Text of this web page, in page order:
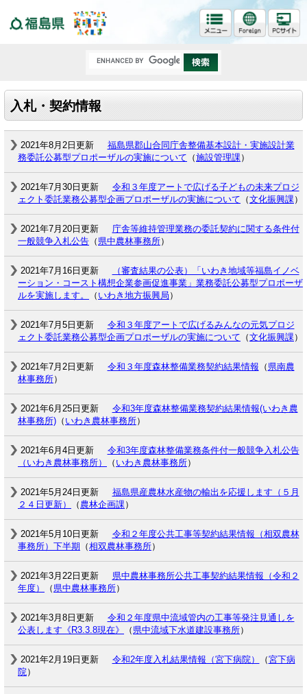
入札・契約情報
2021年8月2日更新
福島県郡山合同庁舎整備基本設計・実施設計業
務委託公募型プロポーザルの実施について （施設管理課）
2021年7月30日更新
令和３年度アートで広げる子どもの未来プロジ
ェクト委託業務公募型企画プロポーザルの実施について （文化振興課）
2021年7月20日更新
庁舎等維持管理業務の委託契約に関する条件付
一般競争入札公告 （ 県中農林事務所）
2021年7月16日更新
（審査結果の公表）「いわき地域等福島イノベ
ーション・コースト構想企業参画促進事業」業務委託公募型プロポーザ
ルを実施します。
（ いわき地方振興局 ）
2021年7月5日更新
令和３年度アートで広げるみんなの元気プロジ
ェクト委託業務公募型企画プロポーザルの実施について （文化振興課）
2021年7月2日更新 令和３年度森林整備業務契約結果情報 （ 県南農
林事務所）
2021年6月25日更新
令和3年度森林整備業務契約結果情報(いわき農
林事務所) （ いわき農林事務所）
2021年6月4日更新
令和3年度森林整備業務条件付一般競争入札公告
（いわき農林事務所）
（ いわき農林事務所）
2021年5月24日更新
福島県産農林水産物の輸出を応援します（５月
２４日更新）
（ 農林企画課）
2021年5月10日更新
令和２年度公共工事等契約結果情報（相双農林
事務所）下半期 （相双農林事務所）
2021年3月22日更新
県中農林事務所公共工事契約結果情報（令和２
年度）
（ 県中農林事務所）
2021年3月8日更新
令和２年度県中流域管内の工事等発注見通しを
公表します《R3.3.8現在》
（ 県中流域下水道建設事務所）
2021年2月19日更新 令和2年度入札結果情報（宮下病院） （宮下病
院）